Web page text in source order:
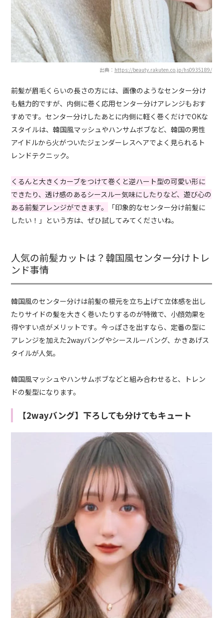
出典： https://beauty.rakuten.co.jp/hs0935189/
前髪が眉毛くらいの長さの方には、 画像のようなセンター分け
も魅力的ですが、 内側に巻く応用センター分けアレンジもおす
すめです。センター分けしたあとに内側に軽く巻くだけでOKな
スタイルは、韓国風マッシュやハンサムボブなど、韓国の男性
アイドルから火がついたジェンダーレスヘアでよく見られるト
レンドテクニック。
くるんと大きくカーブをつけて巻くと逆ハート型の可愛い形に
できたり、透け感のあるシースルー気味にしたりなど、遊び心の
ある前髪アレンジができます。
「印象的なセンター分け前髪に
したい！」という方は、ぜひ試してみてくださいね。
人気の前髪カットは？韓国風センター分けトレ
ンド事情
韓国風のセンター分けは前髪の根元を立ち上げて立体感を出し
たりサイドの髪を大きく巻いたりするのが特徴で、小顔効果を
得やすい点がメリットです。今っぽさを出すなら、定番の型に
アレンジを加えた2wayバングやシースルーバング、かきあげス
タイルが人気。
韓国風マッシュやハンサムボブなどと組み合わせると、トレン
ドの髪型になります。
【2wayバング】下ろしても分けてもキュート